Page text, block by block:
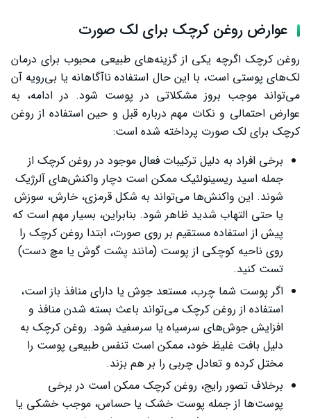
عوارض روغن کرچک برای لک صورت
روغن کرچک اگرچه یکی از گزینه‌های طبیعی محبوب برای درمان
لک‌های پوستی است، با این حال استفاده ناآگاهانه یا بی‌رویه آن
می‌تواند موجب بروز مشکلاتی در پوست شود. در ادامه، به
عوارض احتمالی و نکات مهم درباره قبل و حین استفاده از روغن
کرچک برای لک صورت پرداخته شده است:
برخی افراد به دلیل ترکیبات فعال موجود در روغن کرچک از
جمله اسید ریسینولئیک ممکن است دچار واکنش‌های آلرژیک
شوند. این واکنش‌ها می‌تواند به شکل قرمزی، خارش، سوزش
یا حتی التهاب شدید ظاهر شود. بنابراین، بسیار مهم است که
پیش از استفاده مستقیم بر روی صورت، ابتدا روغن کرچک را
روی ناحیه کوچکی از پوست (مانند پشت گوش یا مچ دست)
تست کنید.
اگر پوست شما چرب، مستعد جوش یا دارای منافذ باز است،
استفاده از روغن کرچک می‌تواند باعث بسته شدن منافذ و
افزایش جوش‌های سرسیاه یا سرسفید شود. روغن کرچک به
دلیل بافت غلیظ خود، ممکن است تنفس طبیعی پوست را
مختل کرده و تعادل چربی را بر هم بزند.
برخلاف تصور رایج، روغن کرچک ممکن است در برخی
پوست‌ها از جمله پوست خشک یا حساس، موجب خشکی یا